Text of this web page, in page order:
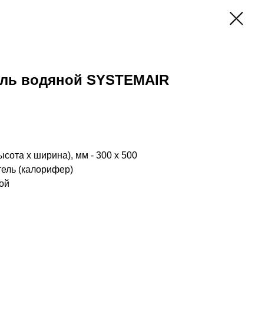
водяной SYSTEMAIR
x ширина), мм - 300 x 500
(калорифер)